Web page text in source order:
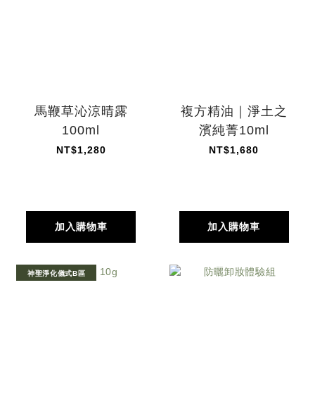
馬鞭草沁涼晴露
100ml
NT$1,280
加入購物車
複方精油｜淨土之
濱純菁10ml
NT$1,680
加入購物車
神聖淨化儀式B區